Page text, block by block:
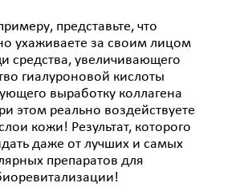
представьте, что
ухаживаете за своим лицом
средства, увеличивающего
гиалуроновой кислоты
выработку коллагена
этом реально воздействуете
кожи! Результат, которого
даже от лучших и самых
препаратов для